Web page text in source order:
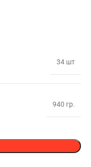
34 шт
940 гр.